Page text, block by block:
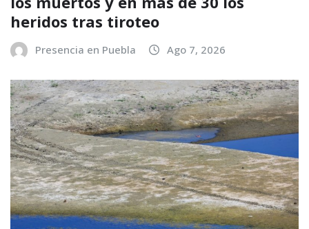
heridos tras tiroteo
Presencia en Puebla Ago 7, 2026